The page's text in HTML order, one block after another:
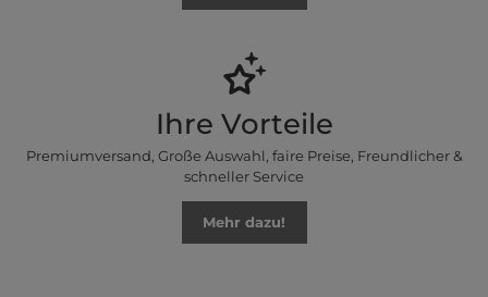
Ihre Vorteile
Premiumversand, Große Auswahl, faire Preise, Freundlicher &
schneller Service
Mehr dazu!